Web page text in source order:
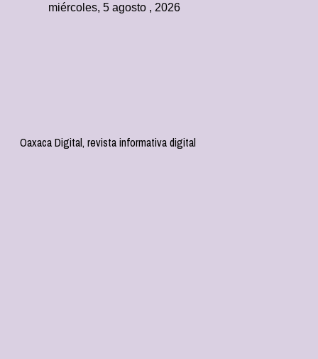
miércoles, 5 agosto , 2026
Oaxaca Digital, revista informativa digital